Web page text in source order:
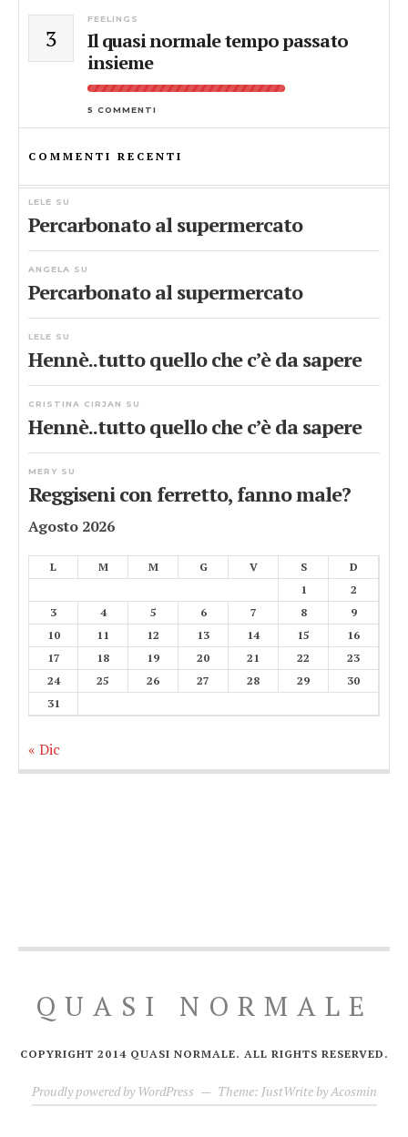
3
FEELINGS
Il quasi normale tempo passato
insieme
5 COMMENTI
COMMENTI RECENTI
LELE SU
Percarbonato al supermercato
ANGELA SU
Percarbonato al supermercato
LELE SU
Hennè..tutto quello che c’è da sapere
CRISTINA CIRJAN SU
Hennè..tutto quello che c’è da sapere
MERY SU
Reggiseni con ferretto, fanno male?
Agosto 2026
L M M G V S
D
1
2
3
4 5 6 7 8
9
10
11 12 13 14 15
16
17
18 19 20 21 22
23
24
25 26 27 28 29
30
31
« Dic
QUASI NORMALE
COPYRIGHT 2014 QUASI NORMALE. ALL RIGHTS RESERVED.
Proudly powered by WordPress — Theme: JustWrite byAcosmin